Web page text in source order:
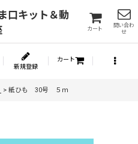
口キット＆動
カート
問い合わ
せ
新規登録
カート
> 紙ひも 30号 ５ｍ